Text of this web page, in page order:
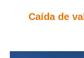
Caída de